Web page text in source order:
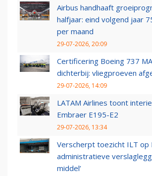
Airbus handhaaft
halfjaar: eind volgend jaar
per maand
29-07-2026, 20:09
Certificering Boeing 737
dichterbij: vliegproeven
29-07-2026, 14:09
LATAM Airlines toont
Embraer E195-E2
29-07-2026, 13:34
Verscherpt toezicht ILT op
administratieve
middel’